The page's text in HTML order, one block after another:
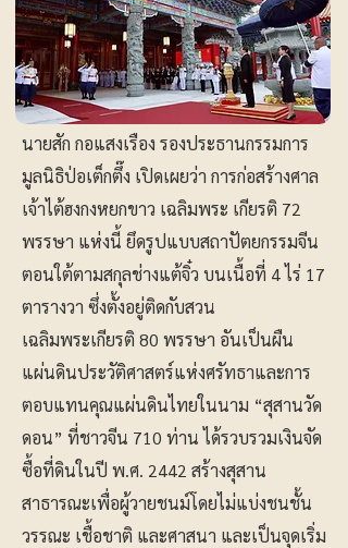
นายสัก กอแสงเรือง รองประธานกรรมการ
มูลนิธิป่อเต็กตึ๊ง เปิดเผยว่า การก่อสร้างศาล
เจ้าไต้ฮงกงหยกขาว เฉลิมพระ เกียรติ 72
พรรษา แห่งนี้ ยึดรูปแบบสถาปัตยกรรมจีน
ตอนใต้ตามสกุลช่างแต้จิ๋ว บนเนื้อที่ 4 ไร่ 17
ตารางวา ซึ่งตั้งอยู่ติดกับสวน
เฉลิมพระเกียรติ 80 พรรษา อันเป็นผืน
แผ่นดินประวัติศาสตร์แห่งศรัทธาและการ
ตอบแทนคุณแผ่นดินไทยในนาม “สุสานวัด
ดอน” ที่ชาวจีน 710 ท่าน ได้รวบรวมเงินจัด
ซื้อที่ดินในปี พ.ศ. 2442 สร้างสุสาน
สาธารณะเพื่อผู้วายชนม์โดยไม่แบ่งชนชั้น
วรรณะ เชื้อชาติ และศาสนา และเป็นจุดเริ่ม